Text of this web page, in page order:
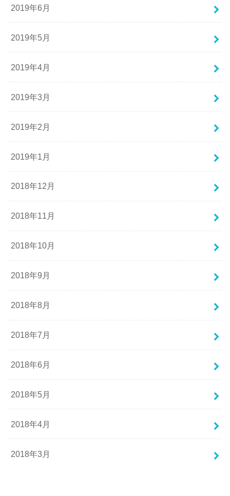
2019年6月
2019年5月
2019年4月
2019年3月
2019年2月
2019年1月
2018年12月
2018年11月
2018年10月
2018年9月
2018年8月
2018年7月
2018年6月
2018年5月
2018年4月
2018年3月